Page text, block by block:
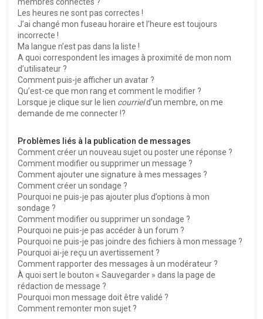
Les heures ne sont pas correctes !
J’ai changé mon fuseau horaire et l’heure est toujours
incorrecte !
Ma langue n’est pas dans la liste !
A quoi correspondent les images à proximité de mon nom
d’utilisateur ?
Comment puis-je afficher un avatar ?
Qu’est-ce que mon rang et comment le modifier ?
Lorsque je clique sur le lien courrield’un membre, on me
demande de me connecter !?
Problèmes liés à la publication de messages
Comment créer un nouveau sujet ou poster une réponse ?
Comment modifier ou supprimer un message ?
Comment ajouter une signature à mes messages ?
Comment créer un sondage ?
Pourquoi ne puis-je pas ajouter plus d’options à mon
sondage ?
Comment modifier ou supprimer un sondage ?
Pourquoi ne puis-je pas accéder à un forum ?
Pourquoi ne puis-je pas joindre des fichiers à mon message ?
Pourquoi ai-je reçu un avertissement ?
Comment rapporter des messages à un modérateur ?
À quoi sert le bouton « Sauvegarder » dans la page de
rédaction de message ?
Pourquoi mon message doit être validé ?
Comment remonter mon sujet ?